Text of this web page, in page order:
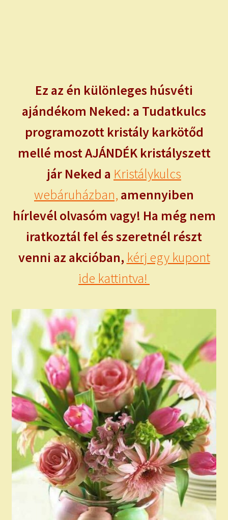
Ez az én különleges húsvéti
ajándékom Neked: a Tudatkulcs
programozott kristály karkötőd
mellé most AJÁNDÉK kristályszett
jár Neked a Kristálykulcs
webáruházban, amennyiben
hírlevél olvasóm vagy! Ha még nem
iratkoztál fel és szeretnél részt
venni az akcióban, kérj egy kupont
ide kattintva!